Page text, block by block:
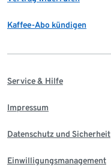
Kaffee-Abo kündigen
Service & Hilfe
Impressum
Datenschutz und Sicherheit
Einwilligungsmanagement